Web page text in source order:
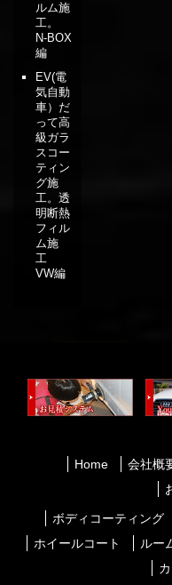
ルム施
工。
N-BOX
編
EV(電
気自動
車）だ
って高
級ガラ
スコー
ティン
グ施
工。透
明断熱
フィル
ム施
工
VW編
Home 会社概
ボディコーティング
ホイールコート
ルー